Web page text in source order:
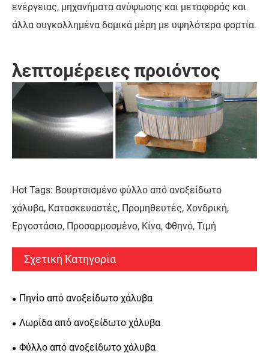
ενέργειας, μηχανήματα ανύψωσης και μεταφοράς και
άλλα συγκολλημένα δομικά μέρη με υψηλότερα φορτία.
λεπτομέρειες προιόντος
Hot Tags: Βουρτσισμένο φύλλο από ανοξείδωτο
χάλυβα, Κατασκευαστές, Προμηθευτές, Χονδρική,
Εργοστάσιο, Προσαρμοσμένο, Κίνα, Φθηνό, Τιμή
Σχετική Κατηγορία
Πηνίο από ανοξείδωτο χάλυβα
Λωρίδα από ανοξείδωτο χάλυβα
Φύλλο από ανοξείδωτο χάλυβα